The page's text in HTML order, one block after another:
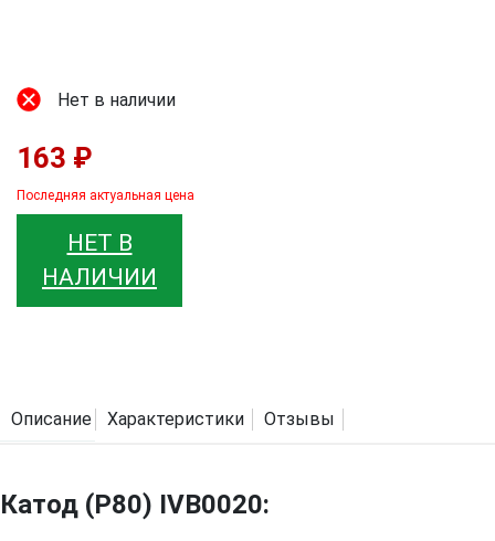
Нет в наличии
163 ₽
Последняя актуальная цена
НЕТ В
НАЛИЧИИ
Описание Характеристики Отзывы
Катод (P80) IVB0020: